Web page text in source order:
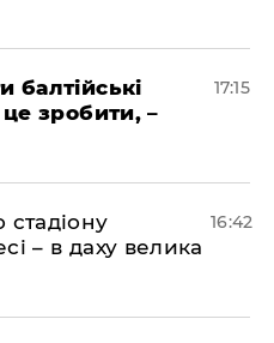
балтійські
зробити, –
17:15
– в даху велика
16:42